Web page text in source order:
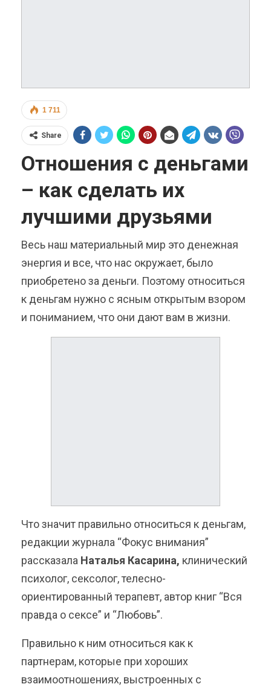
1 711
Share
Отношения с деньгами
– как сделать их
лучшими друзьями
Весь наш материальный мир это денежная
энергия и все, что нас окружает, было
приобретено за деньги. Поэтому относиться
к деньгам нужно с ясным открытым взором
и пониманием, что они дают вам в жизни.
Что значит правильно относиться к деньгам,
редакции журнала “Фокус внимания”
рассказала Наталья Касарина, клинический
психолог, сексолог, телесно-
ориентированный терапевт, автор книг “Вся
правда о сексе” и “Любовь”.
Правильно к ним относиться как к
партнерам, которые при хороших
взаимоотношениях, выстроенных с